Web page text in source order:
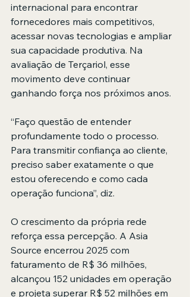
internacional para encontrar
fornecedores mais competitivos,
acessar novas tecnologias e ampliar
sua capacidade produtiva. Na
avaliação de Terçariol, esse
movimento deve continuar
ganhando força nos próximos anos.
“Faço questão de entender
profundamente todo o processo.
Para transmitir confiança ao cliente,
preciso saber exatamente o que
estou oferecendo e como cada
operação funciona”, diz.
O crescimento da própria rede
reforça essa percepção. A Asia
Source encerrou 2025 com
faturamento de R$ 36 milhões,
alcançou 152 unidades em operação
e projeta superar R$ 52 milhões em